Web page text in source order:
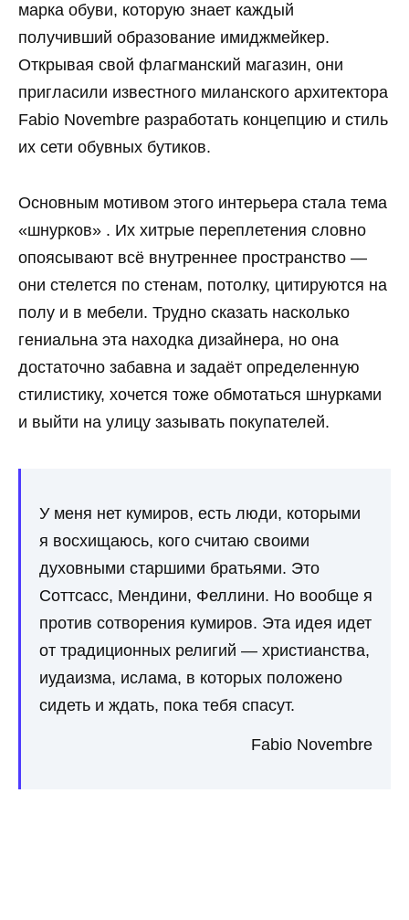
марка обуви, которую знает каждый
получивший образование имиджмейкер.
Открывая свой флагманский магазин, они
пригласили известного миланского архитектора
Fabio Novembre разработать концепцию и стиль
их сети обувных бутиков.
Основным мотивом этого интерьера стала тема
«шнурков» . Их хитрые переплетения словно
опоясывают всё внутреннее пространство —
они стелется по стенам, потолку, цитируются на
полу и в мебели. Трудно сказать насколько
гениальна эта находка дизайнера, но она
достаточно забавна и задаёт определенную
стилистику, хочется тоже обмотаться шнурками
и выйти на улицу зазывать покупателей.
У меня нет кумиров, есть люди, которыми
я восхищаюсь, кого считаю своими
духовными старшими братьями. Это
Соттсасс, Мендини, Феллини. Но вообще я
против сотворения кумиров. Эта идея идет
от традиционных религий — христианства,
иудаизма, ислама, в которых положено
сидеть и ждать, пока тебя спасут.
Fabio Novembre